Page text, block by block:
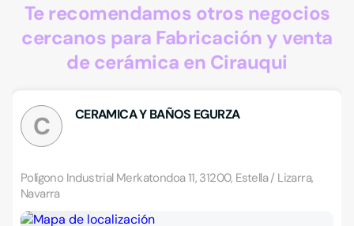
Te recomendamos otros negocios
cercanos para Fabricación y venta
de cerámica en Cirauqui
C CERAMICA Y BAÑOS EGURZA
Polígono Industrial Merkatondoa 11, 31200, Estella / Lizarra,
Navarra